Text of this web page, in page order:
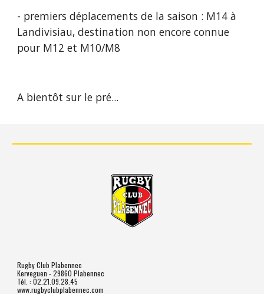
- premiers déplacements de la saison : M14 à
Landivisiau, destination non encore connue
pour M12 et M10/M8
A bientôt sur le pré...
Rugby Club Plabennec
Kerveguen - 29860 Plabennec
Tél. : 02.21.09.28.45
www.rugbyclubplabennec.com